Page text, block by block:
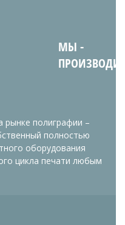
МЫ -
рынке полиграфии –
полностью
оборудования
цикла печати любым